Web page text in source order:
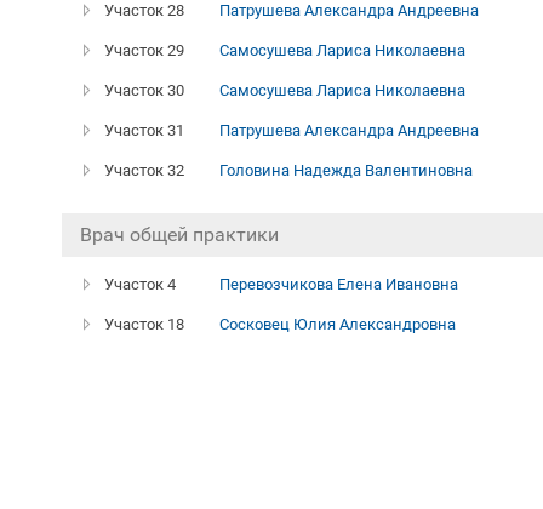
Участок 28 Патрушева Александра Андреевна
Участок 29 Самосушева Лариса Николаевна
Участок 30 Самосушева Лариса Николаевна
Участок 31 Патрушева Александра Андреевна
Участок 32 Головина Надежда Валентиновна
Врач общей практики
Участок 4 Перевозчикова Елена Ивановна
Участок 18 Сосковец Юлия Александровна